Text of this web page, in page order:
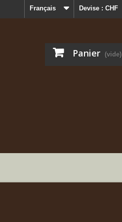
Devise : CHF
Français
Panier (vide)